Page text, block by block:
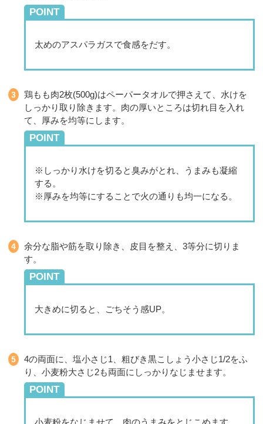
POINT
太めのアスパラガスで食感をだす。
鶏もも肉2枚(500g)はペーパータオルで押さえて、水けを
しっかり取り除きます。肉の厚いところは切れ目を入れ
て、厚みを均等にします。
POINT
※しっかり水けを切ると臭みがとれ、うまみも凝縮
する。
※厚みを均等にすることで火の通りも均一になる。
余分な脂や筋を取り除き、皮目を整え、3等分に切りま
す。
POINT
大きめに切ると、ごちそう感UP。
4の両面に、塩小さじ1、粗びき黒こしょう小さじ1/2をふ
り、小麦粉大さじ2も両面にしっかりなじませます。
POINT
小麦粉をなじませて、肉のうまみをとじこめます。